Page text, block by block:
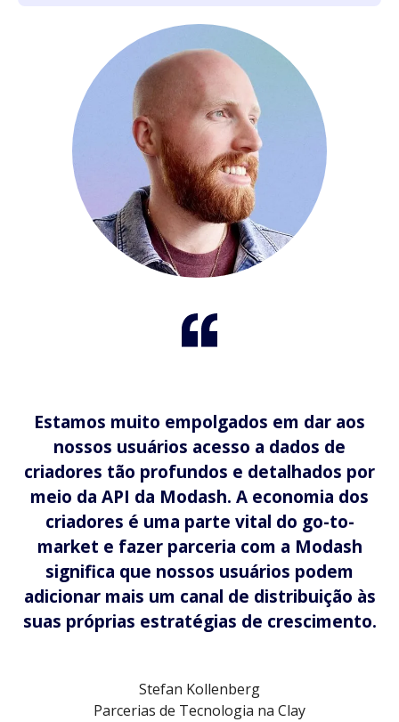
Estamos muito empolgados em dar aos
nossos usuários acesso a dados de
criadores tão profundos e detalhados por
meio da API da Modash. A economia dos
criadores é uma parte vital do go-to-
market e fazer parceria com a Modash
significa que nossos usuários podem
adicionar mais um canal de distribuição às
suas próprias estratégias de crescimento.
Stefan Kollenberg
Parcerias de Tecnologia na Clay